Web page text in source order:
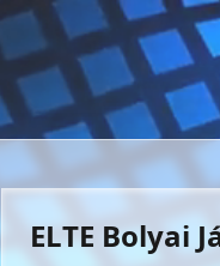
ELTE Bolyai